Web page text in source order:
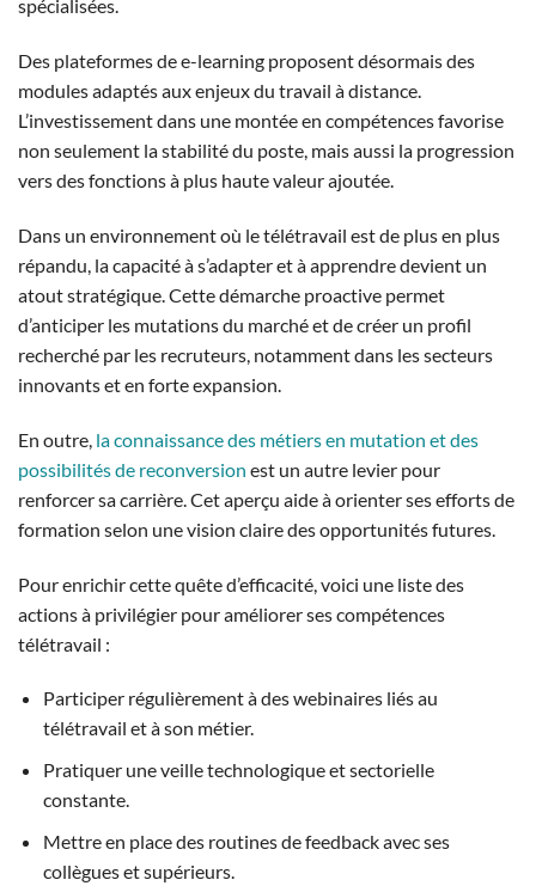
spécialisées.
Des plateformes de e-learning proposent désormais des
modules adaptés aux enjeux du travail à distance.
L’investissement dans une montée en compétences favorise
non seulement la stabilité du poste, mais aussi la progression
vers des fonctions à plus haute valeur ajoutée.
Dans un environnement où le télétravail est de plus en plus
répandu, la capacité à s’adapter et à apprendre devient un
atout stratégique. Cette démarche proactive permet
d’anticiper les mutations du marché et de créer un profil
recherché par les recruteurs, notamment dans les secteurs
innovants et en forte expansion.
En outre, la connaissance des métiers en mutation et des
possibilités de reconversion est un autre levier pour
renforcer sa carrière. Cet aperçu aide à orienter ses efforts de
formation selon une vision claire des opportunités futures.
Pour enrichir cette quête d’efficacité, voici une liste des
actions à privilégier pour améliorer ses compétences
télétravail :
Participer régulièrement à des webinaires liés au
télétravail et à son métier.
Pratiquer une veille technologique et sectorielle
constante.
Mettre en place des routines de feedback avec ses
collègues et supérieurs.